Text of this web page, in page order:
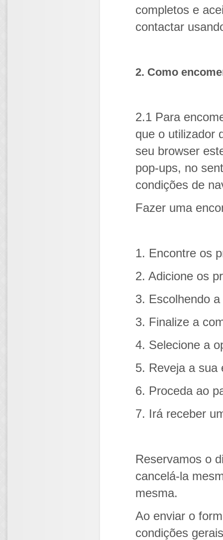
completos e
contactar
2. Como
2.1 Para
que o utilizador
seu browser
pop-ups, no
condições de
Fazer uma
1. Encontre os
2. Adicione os
3. Escolhendo
3. Finalize a
4. Selecione a
5. Reveja a sua
6. Proceda ao
7. Irá receber
Reservamos o
cancelá-la
mesma.
Ao enviar o
condições